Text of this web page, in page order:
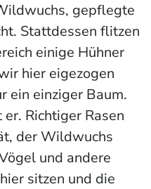
gepflegte
Stattdessen flitzen
einige Hühner
hier eigezogen
ein einziger Baum.
Richtiger Rasen
der Wildwuchs
und andere
sitzen und die